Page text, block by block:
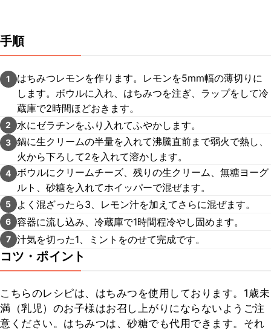
手順
1
はちみつレモンを作ります。レモンを5mm幅の薄切りに
します。ボウルに入れ、はちみつを注ぎ、ラップをして冷
蔵庫で2時間ほどおきます。
2 水にゼラチンをふり入れてふやかします。
3 鍋に生クリームの半量を入れて沸騰直前まで弱火で熱し、
火から下ろして2を入れて溶かします。
4 ボウルにクリームチーズ、残りの生クリーム、無糖ヨーグ
ルト、砂糖を入れてホイッパーで混ぜます。
5 よく混ざったら3、レモン汁を加えてさらに混ぜます。
6 容器に流し込み、冷蔵庫で1時間程冷やし固めます。
7 汁気を切った1、ミントをのせて完成です。
コツ・ポイント
こちらのレシピは、はちみつを使用しております。1歳未
満（乳児）のお子様はお召し上がりにならないようご注
意ください。はちみつは、砂糖でも代用できます。それ